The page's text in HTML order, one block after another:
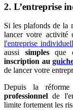
2. L’entreprise
Si les plafonds de la
lancer votre activité
l'entreprise
aussi simples que
inscription au
de lancer votre
Depuis la
professionnel de
limite fortement les